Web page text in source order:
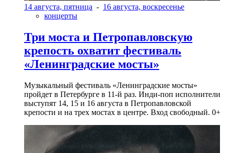
14 августа, пятница - 16 августа, воскресенье
концерты
Три моста и Петропавловскую
крепость охватит фестиваль
«Ленинградские мосты»
Музыкальный фестиваль «Ленинградские мосты»
пройдет в Петербурге в 11-й раз. Инди-поп исполнители
выступят 14, 15 и 16 августа в Петропавловской
крепости и на трех мостах в центре. Вход свободный. 0+